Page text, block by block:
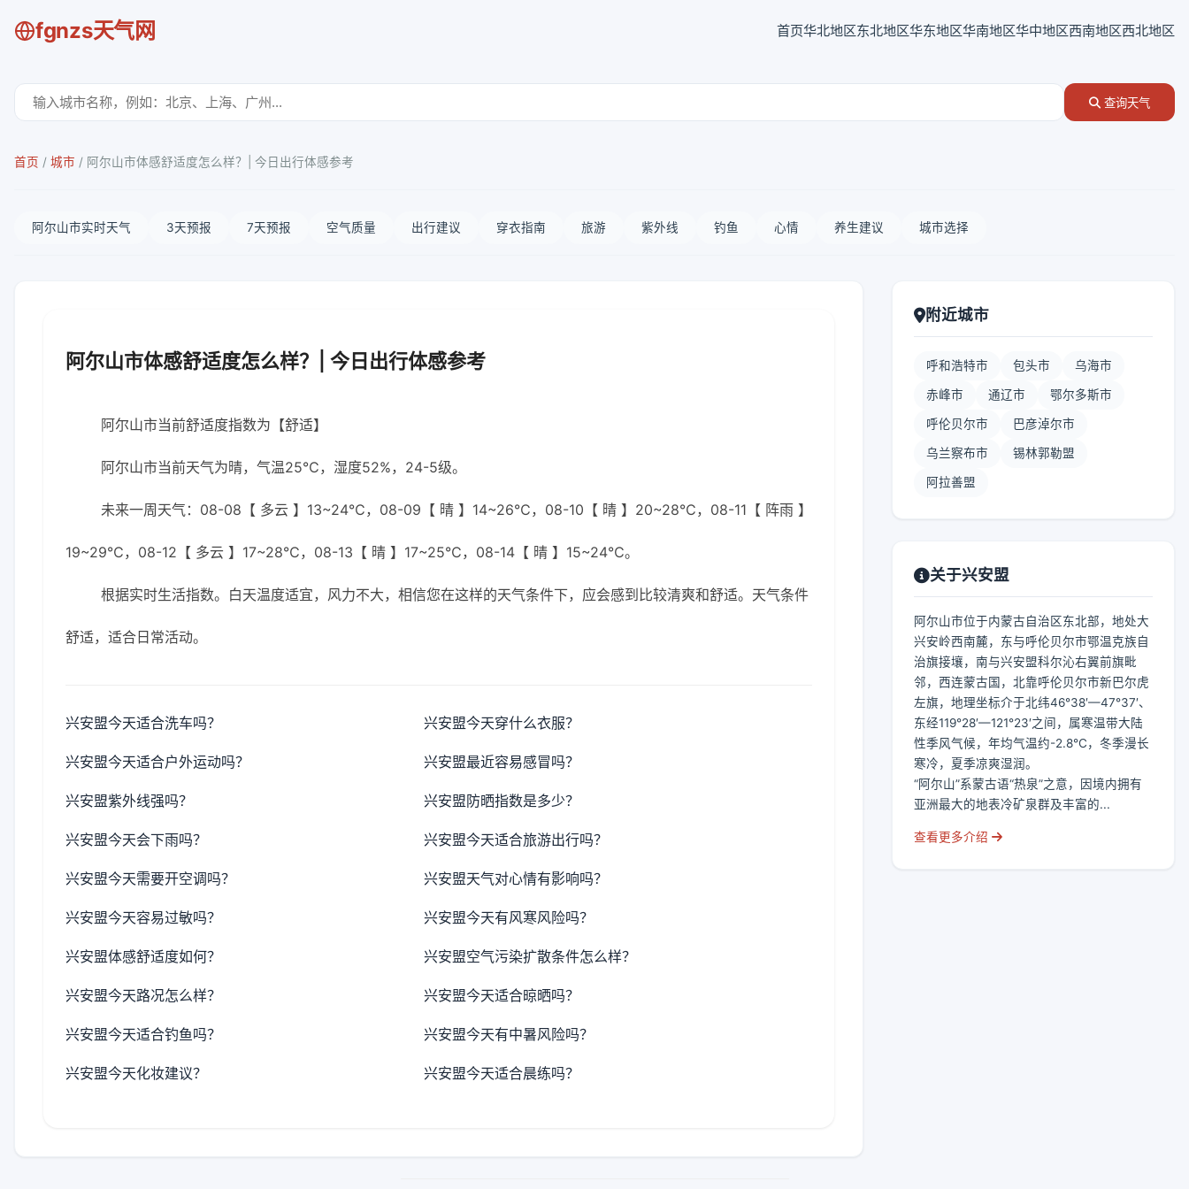
fgnzs天气网 首页华北地区东北地区华东地区华南地区华中地区西南地区西北地区
查询天气
首页 / 城市 / 阿尔山市体感舒适度怎么样？| 今日出行体感参考
阿尔山市实时天气 3天预报 7天预报 空气质量 出行建议 穿衣指南 旅游 紫外线 钓鱼 心情 养生建议 城市选择
阿尔山市体感舒适度怎么样？| 今日出行体感参考
阿尔山市当前舒适度指数为【舒适】
阿尔山市当前天气为晴，气温25℃，湿度52%，24-5级。
未来一周天气：08-08【 多云 】13~24℃，08-09【 晴 】14~26℃，08-10【 晴 】20~28℃，08-11【 阵雨 】
19~29℃，08-12【 多云 】17~28℃，08-13【 晴 】17~25℃，08-14【 晴 】15~24℃。
根据实时生活指数。白天温度适宜，风力不大，相信您在这样的天气条件下，应会感到比较清爽和舒适。天气条件
舒适，适合日常活动。
兴安盟今天适合洗车吗？ 兴安盟今天穿什么衣服？
兴安盟今天适合户外运动吗？ 兴安盟最近容易感冒吗？
兴安盟紫外线强吗？ 兴安盟防晒指数是多少？
兴安盟今天会下雨吗？ 兴安盟今天适合旅游出行吗？
兴安盟今天需要开空调吗？ 兴安盟天气对心情有影响吗？
兴安盟今天容易过敏吗？ 兴安盟今天有风寒风险吗？
兴安盟体感舒适度如何？ 兴安盟空气污染扩散条件怎么样？
兴安盟今天路况怎么样？ 兴安盟今天适合晾晒吗？
兴安盟今天适合钓鱼吗？ 兴安盟今天有中暑风险吗？
兴安盟今天化妆建议？ 兴安盟今天适合晨练吗？
附近城市
呼和浩特市 包头市 乌海市
赤峰市 通辽市 鄂尔多斯市
呼伦贝尔市 巴彦淖尔市
乌兰察布市 锡林郭勒盟
阿拉善盟
关于兴安盟
阿尔山市位于内蒙古自治区东北部，地处大
兴安岭西南麓，东与呼伦贝尔市鄂温克族自
治旗接壤，南与兴安盟科尔沁右翼前旗毗
邻，西连蒙古国，北靠呼伦贝尔市新巴尔虎
左旗，地理坐标介于北纬46°38′—47°37′、
东经119°28′—121°23′之间，属寒温带大陆
性季风气候，年均气温约-2.8℃，冬季漫长
寒冷，夏季凉爽湿润。
“阿尔山”系蒙古语“热泉”之意，因境内拥有
亚洲最大的地表冷矿泉群及丰富的...
查看更多介绍